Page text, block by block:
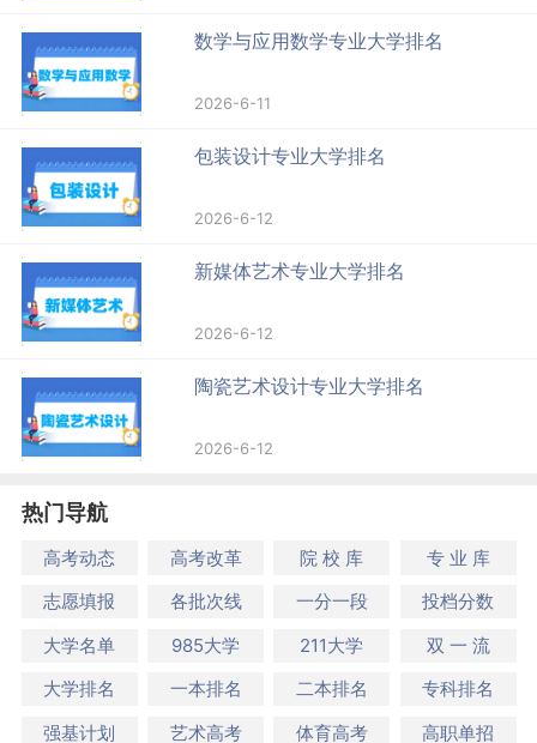
数学与应用数学专业大学排名
2026-6-11
包装设计专业大学排名
2026-6-12
新媒体艺术专业大学排名
2026-6-12
陶瓷艺术设计专业大学排名
2026-6-12
热门导航
高考动态 高考改革 院 校 库
专 业 库
志愿填报
各批次线 一分一段
投档分数
大学名单
985大学 211大学
双 一 流
大学排名
一本排名 二本排名
专科排名
强基计划
艺术高考 体育高考 高职单招